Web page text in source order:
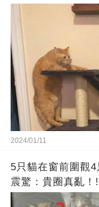
2024/01/11
5只貓在窗前圍觀
震驚：貴圈真亂！!